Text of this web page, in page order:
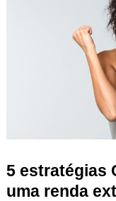
5 estratégias
uma renda